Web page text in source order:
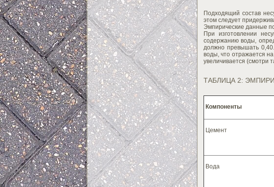
Подходящий состав
этом следует
Эмпирические данные
При изготовлении
содержанию воды,
должно превышать
воды, что отражается
увеличивается (смотри
ТАБЛИЦА 2:
Компоненты
Цемент
Вода